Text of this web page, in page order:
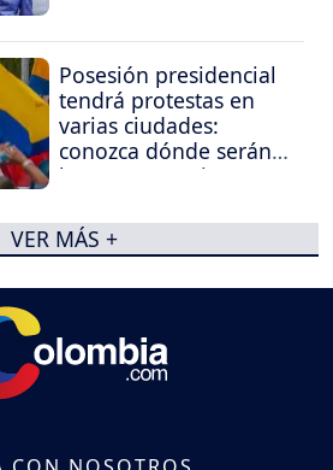
Posesión presidencial
tendrá protestas en
varias ciudades:
conozca dónde serán
las concentraciones
VER MÁS +